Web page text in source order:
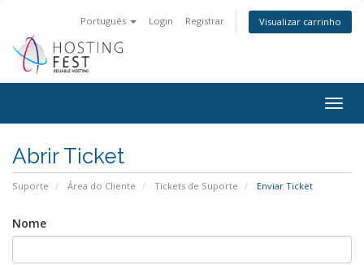
Português Login Registrar Visualizar carrinho
Abrir Ticket
Suporte Área do Cliente Tickets de Suporte Enviar Ticket
Nome